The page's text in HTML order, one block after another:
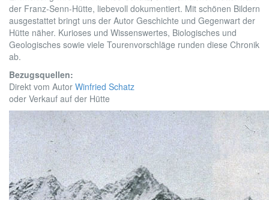
der Franz-Senn-Hütte, liebevoll dokumentiert. Mit schönen Bildern
ausgestattet bringt uns der Autor Geschichte und Gegenwart der
Hütte näher. Kurioses und Wissenswertes, Biologisches und
Geologisches sowie viele Tourenvorschläge runden diese Chronik
ab.
Bezugsquellen:
Direkt vom Autor Winfried Schatz
oder Verkauf auf der Hütte